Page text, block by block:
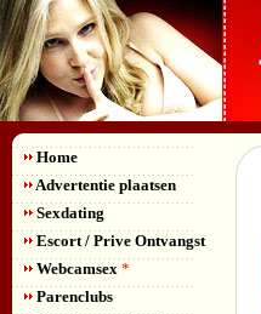
Home
Advertentie plaatsen
Sexdating
Escort / Prive Ontvangst
Webcamsex *
Parenclubs